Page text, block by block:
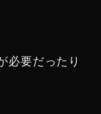
必要だったり